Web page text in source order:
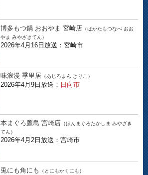
博多もつ鍋 おおやま 宮崎店 （はかたもつなべ おお
やま みやざきてん）
2026年4月16日放送：宮崎市
味浪漫 季里居 （あじろまん きりこ）
2026年4月9日放送： 日向市
本まぐろ鷹島 宮崎店 （ほんまぐろたかしま みやざき
てん）
2026年4月2日放送：宮崎市
兎にも角にも （とにもかくにも）